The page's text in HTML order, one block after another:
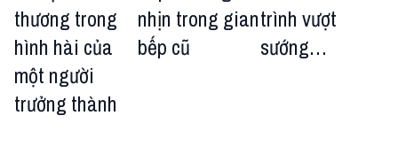
thương trong
hình hài của
một người
trưởng thành
nhịn trong gian
bếp cũ
trình vượt
sướng…